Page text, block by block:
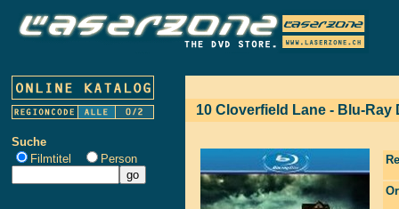
Suche
Filmtitel
Person
10 Cloverfield Lane - Blu-Ray